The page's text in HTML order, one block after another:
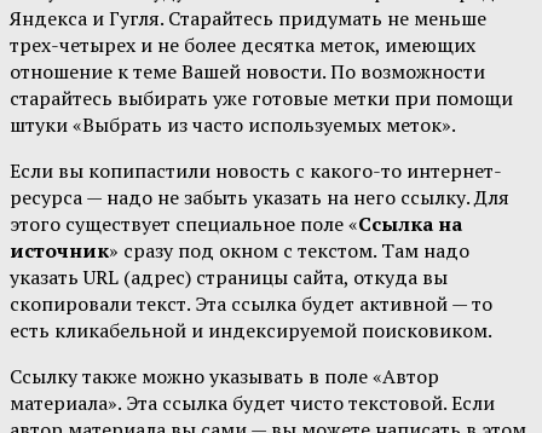
Яндекса и Гугля. Старайтесь придумать не меньше
трех-четырех и не более десятка меток, имеющих
отношение к теме Вашей новости. По возможности
старайтесь выбирать уже готовые метки при помощи
штуки «Выбрать из часто используемых меток».
Если вы копипастили новость с какого-то интернет-
ресурса — надо не забыть указать на него ссылку. Для
этого существует специальное поле «Ссылка на
источник» сразу под окном с текстом. Там надо
указать URL (адрес) страницы сайта, откуда вы
скопировали текст. Эта ссылка будет активной — то
есть кликабельной и индексируемой поисковиком.
Ссылку также можно указывать в поле «Автор
материала». Эта ссылка будет чисто текстовой. Если